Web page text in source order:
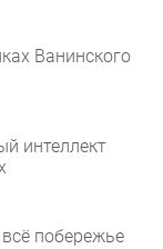
Ванинского
интеллект
побережье